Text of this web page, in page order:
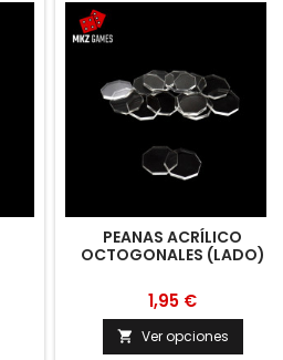
PEANAS ACRÍLICO
OCTOGONALES (LADO)
1,95 €
 Ver opciones